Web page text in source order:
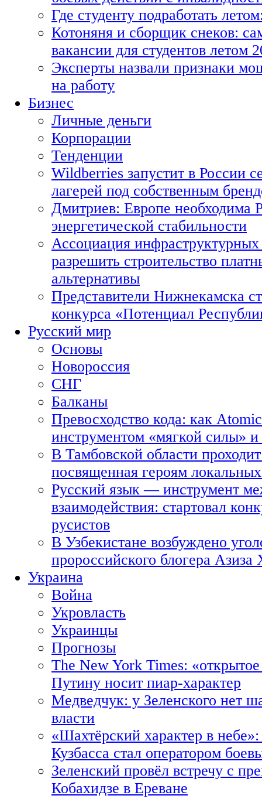
Где студенту подработать
Котоняня и сборщик снеков:
вакансии для студентов летом
Эксперты назвали признаки
на работу
Бизнес
Личные деньги
Корпорации
Тенденции
Wildberries запустит в России
лагерей под собственным
Дмитриев: Европе необходима
энергетической стабильности
Ассоциация
разрешить строительство
альтернативы
Представители Нижнекамска
конкурса «Потенциал
Русский мир
Основы
Новороссия
СНГ
Балканы
Превосходство кода: как
инструментом «мягкой силы» и
В Тамбовской области
посвященная героям
Русский язык — инструмент
взаимодействия: стартовал
русистов
В Узбекистане возбуждено
пророссийского блогера Азиза
Украина
Война
Укровласть
Украинцы
Прогнозы
The New York Times:
Путину носит пиар-характер
Медведчук: у Зеленского нет
власти
«Шахтёрский характер в
Кузбасса стал оператором
Зеленский провёл встречу с
Кобахидзе в Ереване